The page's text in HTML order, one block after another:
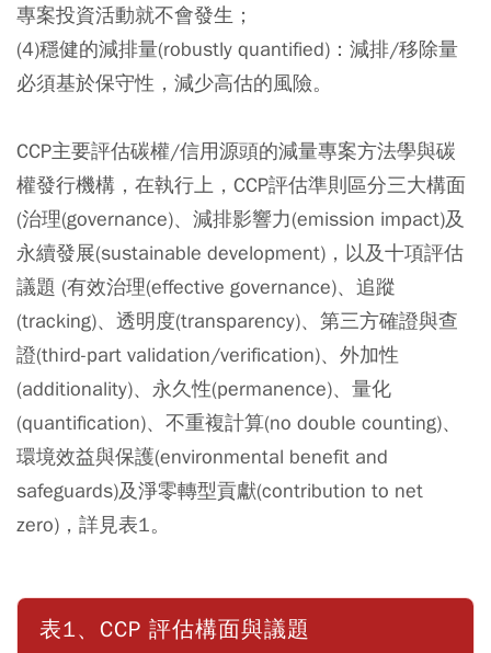
專案投資活動就不會發生；
(4)穩健的減排量(robustly quantified)：減排/移除量
必須基於保守性，減少高估的風險。
CCP主要評估碳權/信用源頭的減量專案方法學與碳
權發行機構，在執行上，CCP評估準則區分三大構面
(治理(governance)、減排影響力(emission impact)及
永續發展(sustainable development)，以及十項評估
議題 (有效治理(effective governance)、追蹤
(tracking)、透明度(transparency)、第三方確證與查
證(third-part validation/verification)、外加性
(additionality)、永久性(permanence)、量化
(quantification)、不重複計算(no double counting)、
環境效益與保護(environmental benefit and
safeguards)及淨零轉型貢獻(contribution to net
zero)，詳見表1。
表1、CCP 評估構面與議題